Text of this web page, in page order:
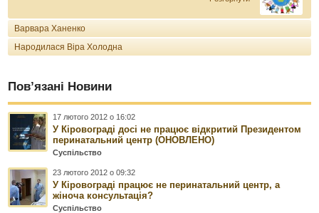
Варвара Ханенко
Народилася Віра Холодна
Пов’язані Новини
17 лютого 2012 о 16:02
У Кіровограді досі не працює відкритий Президентом
перинатальний центр (ОНОВЛЕНО)
Суспільство
23 лютого 2012 о 09:32
У Кіровограді працює не перинатальний центр, а
жіноча консультація?
Суспільство